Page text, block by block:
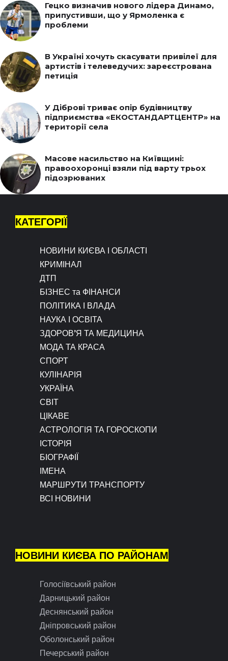
Гецко визначив нового лідера Динамо,
припустивши, що у Ярмоленка є
проблеми
В Україні хочуть скасувати привілеї для
артистів і телеведучих: зареєстрована
петиція
У Діброві триває опір будівництву
підприємства «ЕКОСТАНДАРТЦЕНТР» на
території села
Масове насильство на Київщині:
правоохоронці взяли під варту трьох
підозрюваних
КАТЕГОРІЇ
НОВИНИ КИЄВА І ОБЛАСТІ
КРИМІНАЛ
ДТП
БІЗНЕС та ФІНАНСИ
ПОЛІТИКА І ВЛАДА
НАУКА І ОСВІТА
ЗДОРОВ’Я ТА МЕДИЦИНА
МОДА ТА КРАСА
СПОРТ
КУЛІНАРІЯ
УКРАЇНА
СВІТ
ЦІКАВЕ
АСТРОЛОГІЯ ТА ГОРОСКОПИ
ІСТОРІЯ
БІОГРАФІЇ
ІМЕНА
МАРШРУТИ ТРАНСПОРТУ
ВСІ НОВИНИ
НОВИНИ КИЄВА ПО РАЙОНАМ
Голосіївський район
Дарницький район
Деснянський район
Дніпровський район
Оболонський район
Печерський район